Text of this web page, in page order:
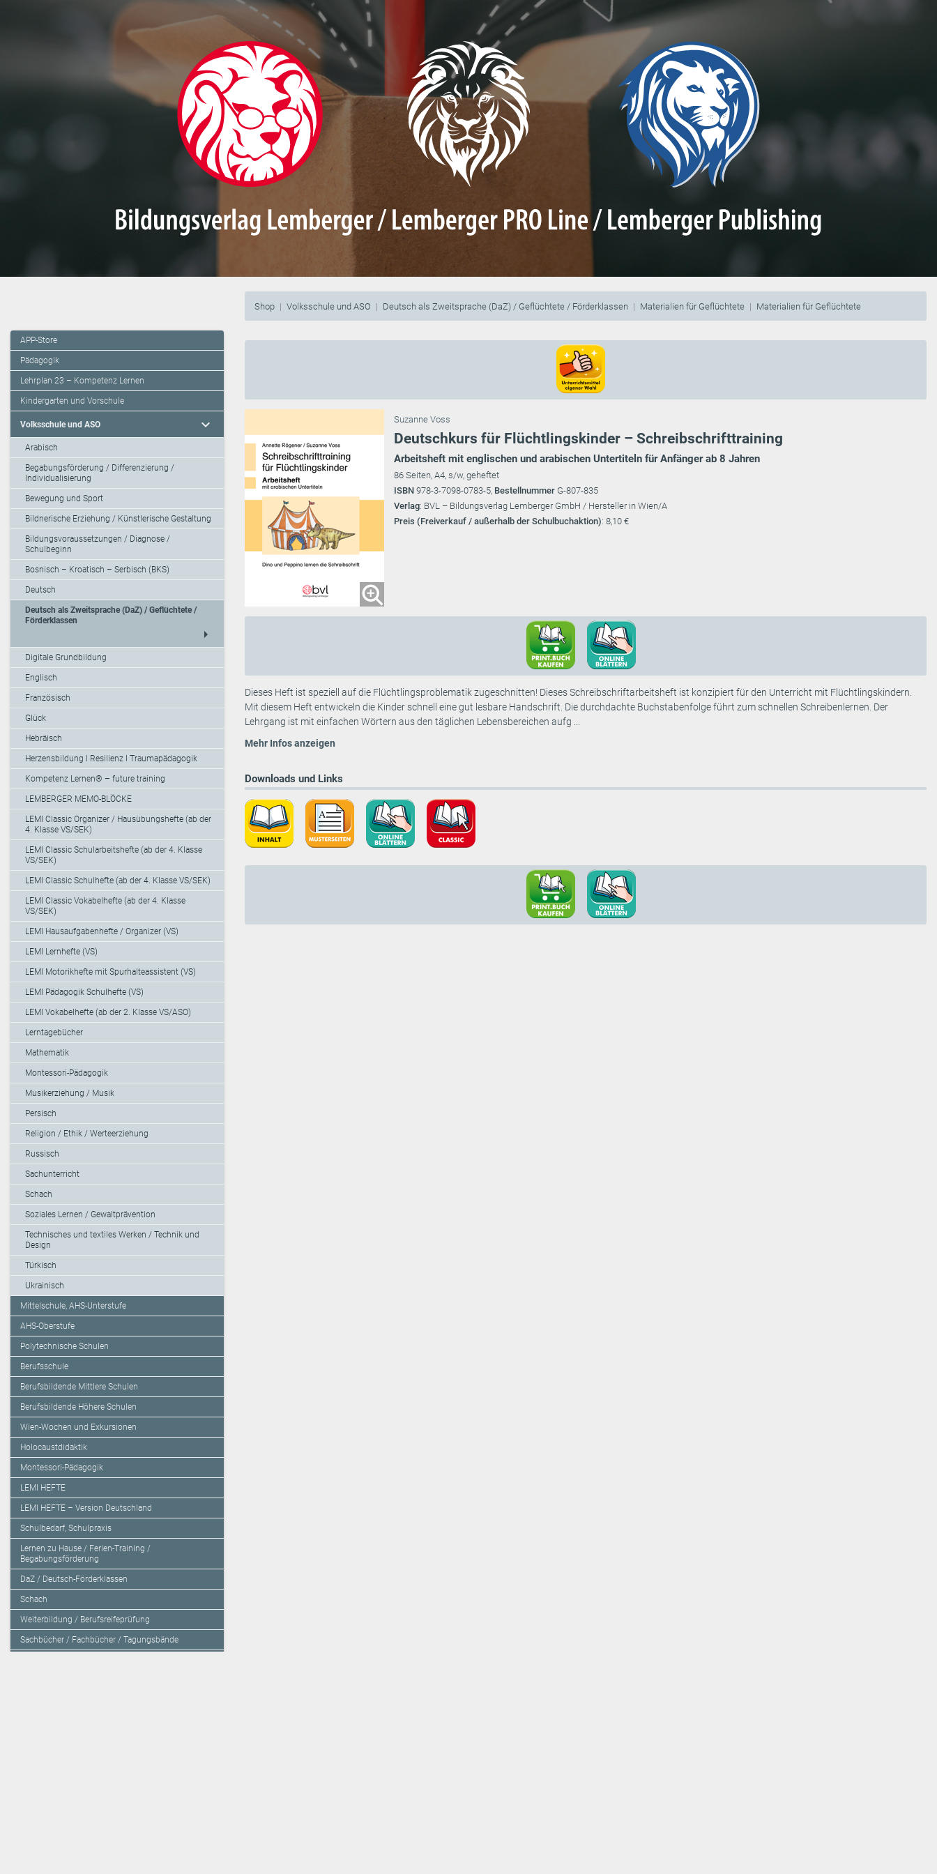
Shop Volksschule und ASO Deutsch als Zweitsprache (DaZ) / Geflüchtete / Förderklassen Materialien für Geflüchtete Materialien für Geflüchtete
APP-Store
Pädagogik
Lehrplan 23 – Kompetenz Lernen
Kindergarten und Vorschule
Volksschule und ASO expand_more
Arabisch
Begabungsförderung / Differenzierung /
Individualisierung
Bewegung und Sport
Bildnerische Erziehung / Künstlerische Gestaltung
Bildungsvoraussetzungen / Diagnose /
Schulbeginn
Bosnisch – Kroatisch – Serbisch (BKS)
Deutsch
Deutsch als Zweitsprache (DaZ) / Geflüchtete /
Förderklassen
arrow_right
Digitale Grundbildung
Englisch
Französisch
Glück
Hebräisch
Herzensbildung I Resilienz I Traumapädagogik
Kompetenz Lernen® – future training
LEMBERGER MEMO-BLÖCKE
LEMI Classic Organizer / Hausübungshefte (ab der
4. Klasse VS/SEK)
LEMI Classic Schularbeitshefte (ab der 4. Klasse
VS/SEK)
LEMI Classic Schulhefte (ab der 4. Klasse VS/SEK)
LEMI Classic Vokabelhefte (ab der 4. Klasse
VS/SEK)
LEMI Hausaufgabenhefte / Organizer (VS)
LEMI Lernhefte (VS)
LEMI Motorikhefte mit Spurhalteassistent (VS)
LEMI Pädagogik Schulhefte (VS)
LEMI Vokabelhefte (ab der 2. Klasse VS/ASO)
Lerntagebücher
Mathematik
Montessori-Pädagogik
Musikerziehung / Musik
Persisch
Religion / Ethik / Werteerziehung
Russisch
Sachunterricht
Schach
Soziales Lernen / Gewaltprävention
Technisches und textiles Werken / Technik und
Design
Türkisch
Ukrainisch
Mittelschule, AHS-Unterstufe
AHS-Oberstufe
Polytechnische Schulen
Berufsschule
Berufsbildende Mittlere Schulen
Berufsbildende Höhere Schulen
Wien-Wochen und Exkursionen
Holocaustdidaktik
Montessori-Pädagogik
LEMI HEFTE
LEMI HEFTE – Version Deutschland
Schulbedarf, Schulpraxis
Lernen zu Hause / Ferien-Training /
Begabungsförderung
DaZ / Deutsch-Förderklassen
Schach
Weiterbildung / Berufsreifeprüfung
Sachbücher / Fachbücher / Tagungsbände
Suzanne Voss
Deutschkurs für Flüchtlingskinder – Schreibschrifttraining
Arbeitsheft mit englischen und arabischen Untertiteln für Anfänger ab 8 Jahren
86 Seiten, A4, s/w, geheftet
ISBN 978-3-7098-0783-5, Bestellnummer G-807-835
Verlag: BVL – Bildungsverlag Lemberger GmbH / Hersteller in Wien/A
Preis (Freiverkauf / außerhalb der Schulbuchaktion): 8,10 €
Dieses Heft ist speziell auf die Flüchtlingsproblematik zugeschnitten! Dieses Schreibschriftarbeitsheft ist konzipiert für den Unterricht mit Flüchtlingskindern.
Mit diesem Heft entwickeln die Kinder schnell eine gut lesbare Handschrift. Die durchdachte Buchstabenfolge führt zum schnellen Schreibenlernen. Der
Lehrgang ist mit einfachen Wörtern aus den täglichen Lebensbereichen aufg ...
Mehr Infos anzeigen
Downloads und Links